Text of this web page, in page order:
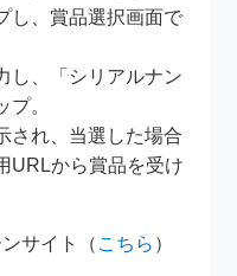
し、賞品選択画面で
し、「シリアルナン
プ。
され、当選した場合
URLから賞品を受け
サイト（ こちら ）